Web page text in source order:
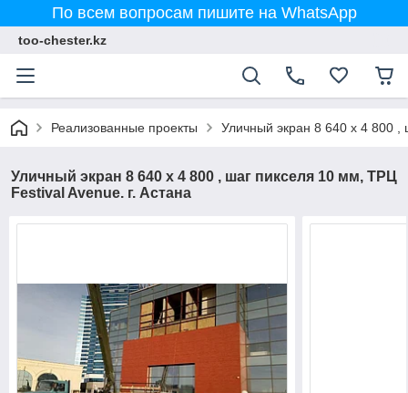
По всем вопросам пишите на WhatsApp
too-chester.kz
Реализованные проекты Уличный экран 8 640 x 4 800 ,
Уличный экран 8 640 x 4 800 , шаг пикселя 10 мм, ТРЦ
Festival Avenue. г. Астана